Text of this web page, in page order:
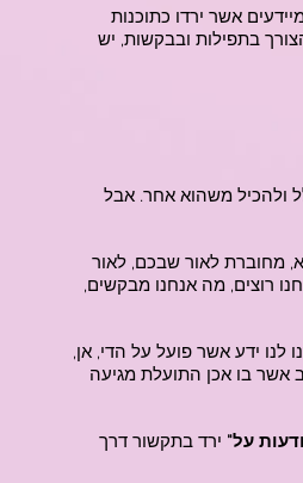
אשר ירדו כתוכנות
בתפילות ובבקשות, יש
ולהכיל משהוא אחר. אבל
מחוברת לאור שבכם, לאור
רוצים, מה אנחנו מבקשים,
לנו ידע אשר פועל על הדי, אן,
אשר בו אכן התועלת מגיעה
על" ירד בתקשור דרך